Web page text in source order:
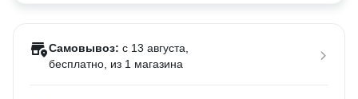
Самовывоз: c 13 августа,
бесплатно , из 1 магазина